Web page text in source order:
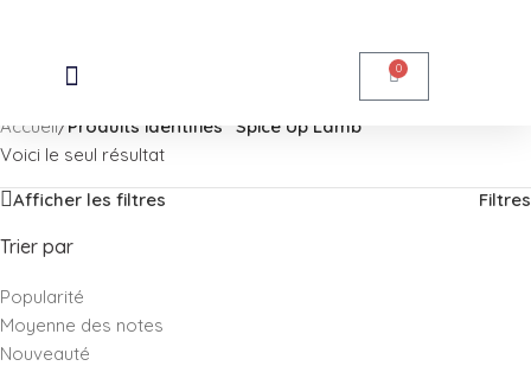
0
Accueil/ Produits identifiés “Spice Up Lamb”
Voici le seul résultat
Afficher les filtres
Filtres
Trier par
Popularité
Moyenne des notes
Nouveauté